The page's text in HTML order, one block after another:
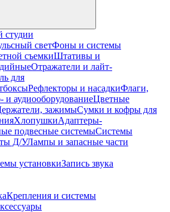
студии
светФоны и системы
съемкиШтативы и
Отражатели и лайт-
для
Рефлекторы и насадкиФлаги,
и аудиооборудованиеЦветные
зажимыСумки и кофры для
ХлопушкиАдаптеры-
подвесные системыСистемы
Д/УЛампы и запасные части
установкиЗапись звука
Крепления и системы